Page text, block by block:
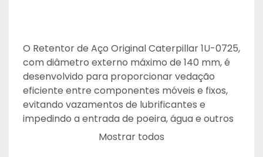
O Retentor de Aço Original Caterpillar 1U-0725,
com diâmetro externo máximo de 140 mm, é
desenvolvido para proporcionar vedação
eficiente entre componentes móveis e fixos,
evitando vazamentos de lubrificantes e
impedindo a entrada de poeira, água e outros
contaminantes no sistema.
Mostrar todos